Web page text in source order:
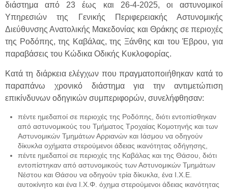
διάστημα από 23 έως και 26-4-2025, οι αστυνομικοί
Υπηρεσιών της Γενικής Περιφερειακής Αστυνομικής
Διεύθυνσης Ανατολικής Μακεδονίας και Θράκης σε περιοχές
της Ροδόπης, της Καβάλας, της Ξάνθης και του Έβρου, για
παραβάσεις του Κώδικα Οδικής Κυκλοφορίας.
Kατά τη διάρκεια ελέγχων που πραγματοποιήθηκαν κατά το
παραπάνω χρονικό διάστημα για την αντιμετώπιση
επικίνδυνων οδηγικών συμπεριφορών, συνελήφθησαν:
πέντε ημεδαποί σε περιοχές της Ροδόπης, διότι εντοπίσθηκαν
από αστυνομικούς του Τμήματος Τροχαίας Κομοτηνής και των
Αστυνομικών Τμημάτων Αρριανών και Ιάσμου να οδηγούν
δίκυκλα οχήματα στερούμενοι άδειας ικανότητας οδήγησης,
πέντε ημεδαποί σε περιοχές της Καβάλας και της Θάσου, διότι
εντοπίστηκαν από αστυνομικούς των Αστυνομικών Τμημάτων
Νέστου και Θάσου να οδηγούν τρία δίκυκλα, ένα Ι.Χ.Ε.
αυτοκίνητο και ένα Ι.Χ.Φ. όχημα στερούμενοι άδειας ικανότητας